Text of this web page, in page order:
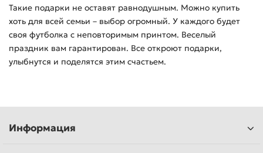
Такие подарки не оставят равнодушным. Можно купить
хоть для всей семьи – выбор огромный. У каждого будет
своя футболка с неповторимым принтом. Веселый
праздник вам гарантирован. Все откроют подарки,
улыбнутся и поделятся этим счастьем.
Информация